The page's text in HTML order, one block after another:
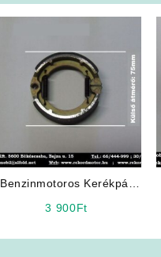
Benzinmotoros Kerékpár
3 900Ft